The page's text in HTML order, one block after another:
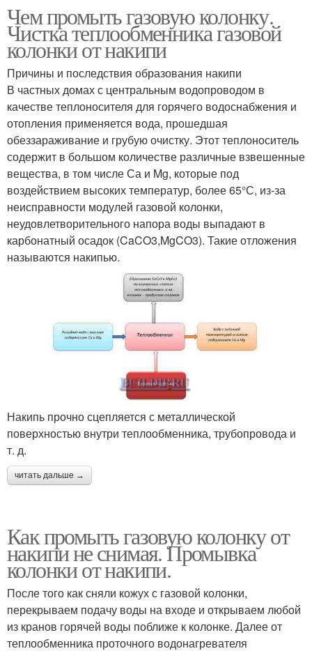
Чем промыть газовую колонку.
Чистка теплообменника газовой
колонки от накипи
Причины и последствия образования накипи
В частных домах с центральным водопроводом в
качестве теплоносителя для горячего водоснабжения и
отопления применяется вода, прошедшая
обеззараживание и грубую очистку. Этот теплоноситель
содержит в большом количестве различные взвешенные
вещества, в том числе Са и Mg, которые под
воздействием высоких температур, более 65°С, из-за
неисправности модулей газовой колонки,
неудовлетворительного напора воды выпадают в
карбонатный осадок (CaCO3,MgCO3). Такие отложения
называются накипью.
Накипь прочно сцепляется с металлической
поверхностью внутри теплообменника, трубопровода и
т. д.
читать дальше →
Как промыть газовую колонку от
накипи не снимая. Промывка
колонки от накипи.
После того как сняли кожух с газовой колонки,
перекрываем подачу воды на входе и открываем любой
из кранов горячей воды поближе к колонке. Далее от
теплообменника проточного водонагревателя